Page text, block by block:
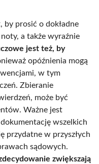
prosić o dokładne
a także wyraźnie
jest też, by
opóźnienia mogą
w tym
Zbieranie
może być
Ważne jest
wszelkich
przydatne w przyszłych
sądowych.
zwiększają